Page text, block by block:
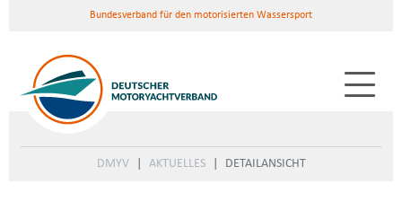
Bundesverband für den motorisierten Wassersport
DMYV AKTUELLES DETAILANSICHT